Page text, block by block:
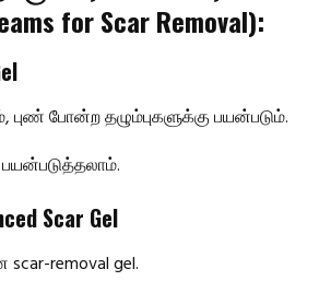
for Scar Removal):
போன்ற தழும்புகளுக்கு பயன்படும்.
Scar Gel
scar-removal gel.